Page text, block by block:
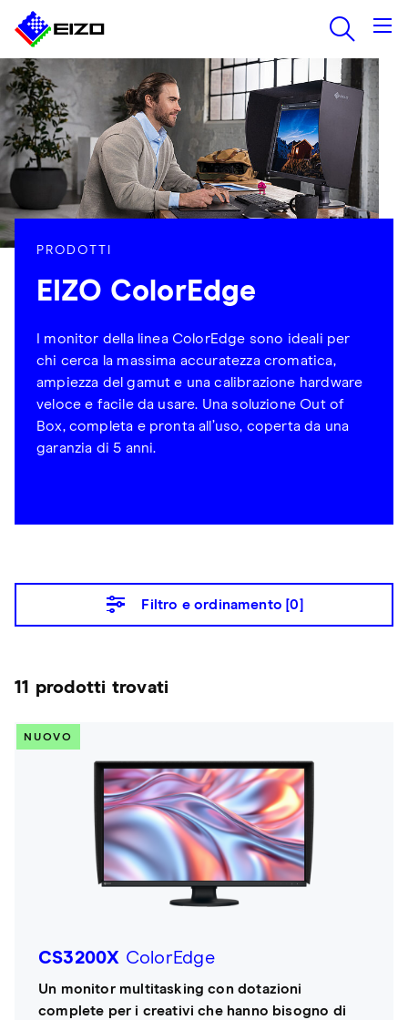
PRODOTTI
EIZO ColorEdge
I monitor della linea ColorEdge sono ideali per
chi cerca la massima accuratezza cromatica,
ampiezza del gamut e una calibrazione hardware
veloce e facile da usare. Una soluzione Out of
Box, completa e pronta all’uso, coperta da una
garanzia di 5 anni.
Filtro e ordinamento [0]
11 prodotti trovati
NUOVO
CS3200X ColorEdge
Un monitor multitasking con dotazioni
complete per i creativi che hanno bisogno di